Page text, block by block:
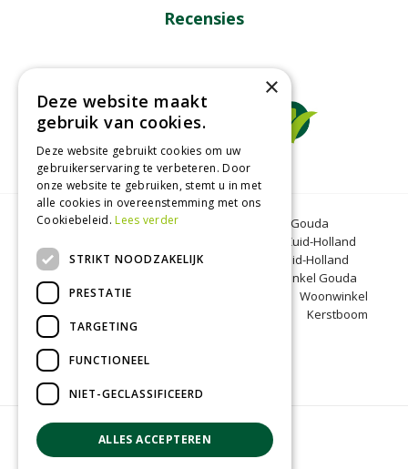
Recensies
Tuincentrum Gouda
Tuinmeubelen Gouda
Graszoden Zuid-Holland
Kinderboerderij Gouda
Tuincentrum Zuid-Holland
Oranjeband zaden
Dierenwinkel Gouda
BBQ Gouda
Tuinmeubelen Zuid-Holland
Woonwinkel
Zuid-Holland
Kerstboom
Bergambacht
© Groenrijk Bergambacht
Green Solutions
×
Deze website maakt
gebruik van cookies.
Deze website gebruikt cookies om uw
gebruikerservaring te verbeteren. Door
onze website te gebruiken, stemt u in met
alle cookies in overeenstemming met ons
Cookiebeleid.Lees verder
STRIKT NOODZAKELIJK
PRESTATIE
TARGETING
FUNCTIONEEL
NIET-GECLASSIFICEERD
ALLES ACCEPTEREN